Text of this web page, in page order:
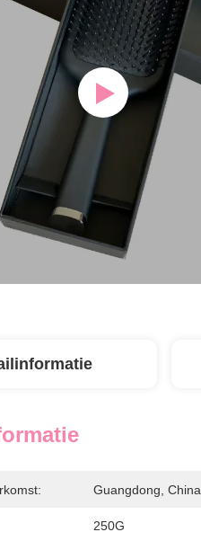
Guangdong, China
250G